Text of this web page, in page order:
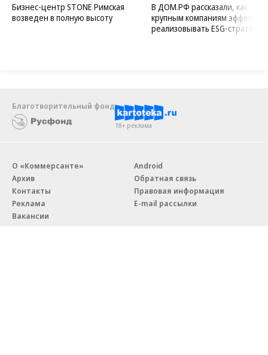
Бизнес-центр STONE Римская
возведен в полную высоту
В ДОМ.РФ рассказали, как
крупным компаниям
реализовывать ESG-стратегию
Благотворительный фонд
18+ реклама
О «Коммерсанте»
Архив
Контакты
Реклама
Вакансии
Android
Обратная связь
Правовая информация
E-mail рассылки